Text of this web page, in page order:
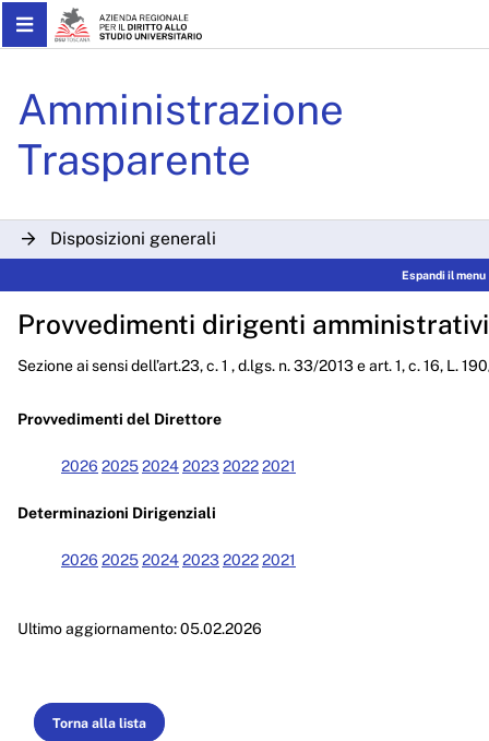
Skip to Main Content
Amministrazione
Trasparente
Disposizioni generali
Consulenti e collaboratori
Personale
Bandi di concorso
Performance
Enti controllati
Attività e procedimenti
Provvedimenti organi indirizzo politico
Controlli sulle imprese
Espandi il menu
Provvedimenti dirigenti amministrativi
Sezione ai sensi dell’art.23, c. 1 , d.lgs. n. 33/2013 e art. 1, c. 16, L.
Provvedimenti del Direttore
2026 202520242023 20222021
Determinazioni Dirigenziali
2026 202520242023 20222021
Ultimo aggiornamento: 05.02.2026
Torna alla lista